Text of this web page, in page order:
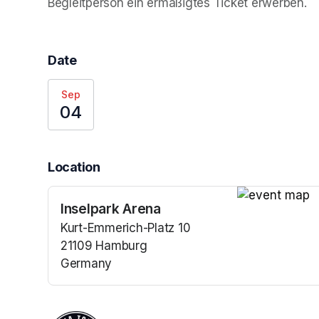
Date
Sep
04
Location
Inselpark Arena
Kurt-Emmerich-Platz 10
21109 Hamburg
Germany